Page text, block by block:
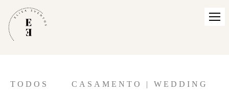
TODOS CASAMENTO | WEDDING